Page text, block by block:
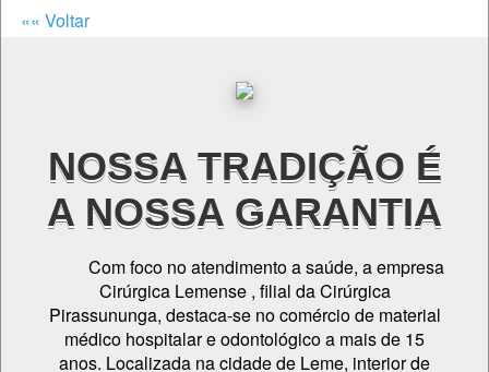
«« Voltar
NOSSA TRADIÇÃO É
A NOSSA GARANTIA
Com foco no atendimento a saúde, a empresa
Cirúrgica Lemense , filial da Cirúrgica
Pirassununga, destaca-se no comércio de material
médico hospitalar e odontológico a mais de 15
anos. Localizada na cidade de Leme, interior de